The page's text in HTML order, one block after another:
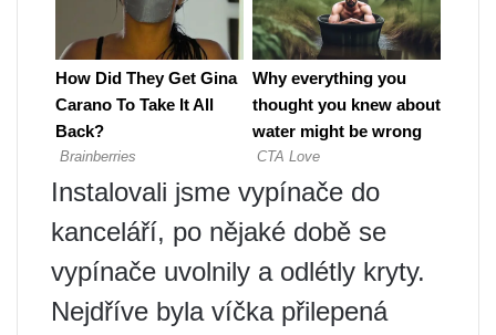
Instalovali jsme vypínače do
kanceláří, po nějaké době se
vypínače uvolnily a odlétly kryty.
Nejdříve byla víčka přilepená